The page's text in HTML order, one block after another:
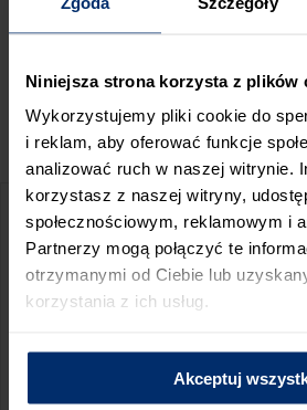
Niniejsza strona korzysta z plików
Wykorzystujemy pliki cookie do
i reklam, aby oferować funkcje
analizować ruch w naszej witrynie.
korzystasz z naszej witryny,
społecznościowym, reklamowym i
Partnerzy mogą połączyć te
otrzymanymi od Ciebie lub
korzystania z ich usług.
Akceptuj
PRZED WIZYTĄ W SKLEPIE
KALKULATOR